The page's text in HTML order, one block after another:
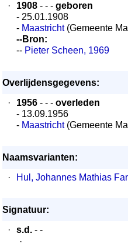
·
1908 - - - geboren
- 25.01.1908
- Maastricht(Gemeente
--Bron:
-- Pieter Scheen, 1969
Overlijdensgegevens:
·
1956 - - - overleden
- 13.09.1956
- Maastricht(Gemeente
Naamsvarianten:
·
Hul, Johannes Mathias
Signatuur:
·
s.d. - -
·